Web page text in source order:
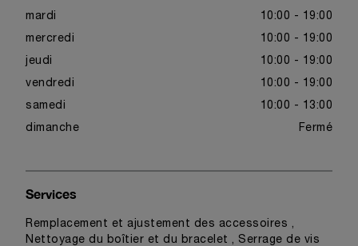
mardi 10:00 - 19:00
mercredi 10:00 - 19:00
jeudi 10:00 - 19:00
vendredi 10:00 - 19:00
samedi 10:00 - 13:00
dimanche Fermé
Services
Remplacement et ajustement des accessoires ,
Nettoyage du boîtier et du bracelet , Serrage de vis